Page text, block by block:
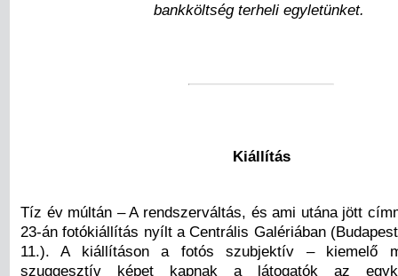
bankköltség terheli egyletünket.
Kiállítás
Tíz év múltán – A rendszerváltás, és ami utána jött
23-án fotókiállítás nyílt a Centrális Galériában
11.). A kiállításon a fotós szubjektív – kiemelő
szuggesztív képet kapnak a látogatók az